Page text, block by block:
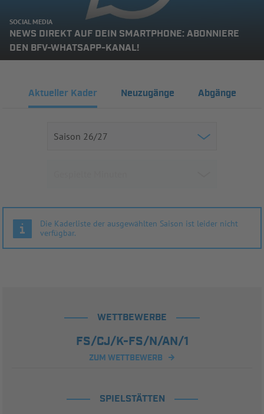
SOCIAL MEDIA
NEWS DIREKT AUF DEIN SMARTPHONE: ABONNIERE
DEN BFV-WHATSAPP-KANAL!
Aktueller Kader Neuzugänge Abgänge
Die Kaderliste der ausgewählten Saison ist leider nicht
verfügbar.
WETTBEWERBE
FS/CJ/K-FS/N/AN/1
ZUM WETTBEWERB
SPIELSTÄTTEN